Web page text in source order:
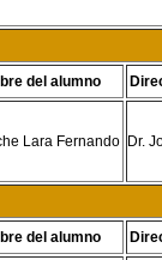
del alumno
Lara Fernando Dr.
del alumno